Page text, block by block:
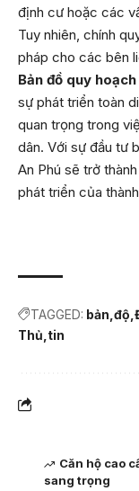
định cư hoặc các
Tuy nhiên, chính
pháp cho các bên
Bản đồ quy
sự phát triển toàn
quan trọng trong
dân. Với sự đầu tư
An Phú sẽ trở
phát triển của
TAGGED: bản độ
Thủ tin
Căn hộ cao
sang trọng